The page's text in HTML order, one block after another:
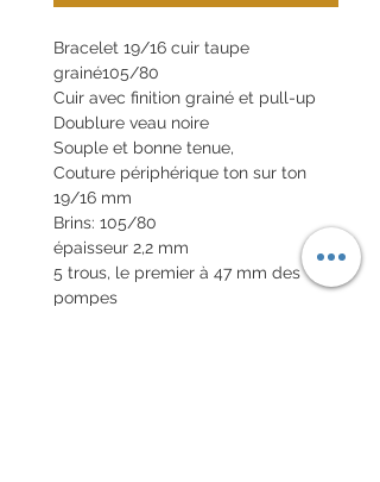
Bracelet 19/16 cuir taupe
grainé105/80
Cuir avec finition grainé et pull-up
Doublure veau noire
Souple et bonne tenue,
Couture périphérique ton sur ton
19/16 mm
Brins: 105/80
épaisseur 2,2 mm
5 trous, le premier à 47 mm des
pompes